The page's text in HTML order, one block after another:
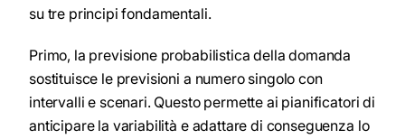
su tre principi fondamentali.
Primo, la previsione probabilistica della domanda
sostituisce le previsioni a numero singolo con
intervalli e scenari. Questo permette ai pianificatori di
anticipare la variabilità e adattare di conseguenza lo